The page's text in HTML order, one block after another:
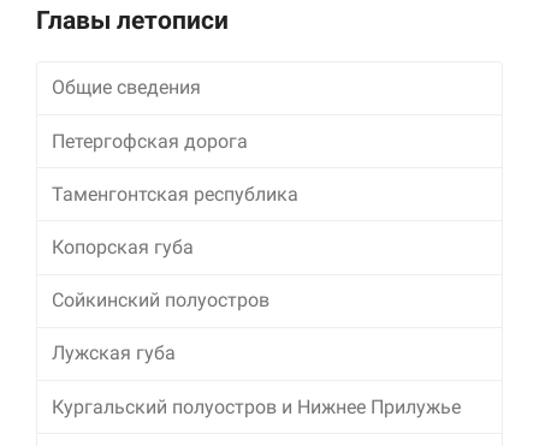
Главы летописи
Общие сведения
Петергофская дорога
Таменгонтская республика
Копорская губа
Сойкинский полуостров
Лужская губа
Кургальский полуостров и Нижнее Прилужье